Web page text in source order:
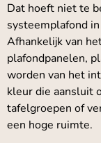
Dat hoeft niet te
systeemplafond
Afhankelijk van
plafondpanelen,
worden van het
kleur die aansluit
tafelgroepen of
een hoge ruimte.